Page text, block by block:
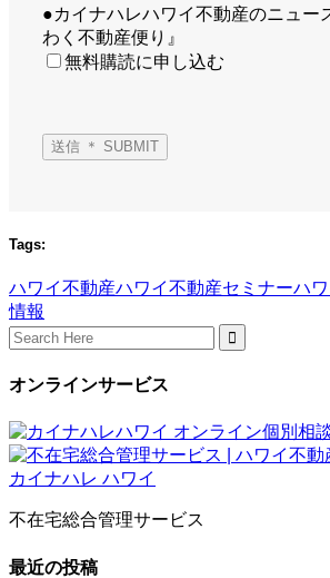
●カイナハレハワイ不動産のニュー
わく不動産便り』
無料購読に申し込む
Tags:
ハワイ不動産ハワイ不動産セミナーハ
情報
Search
for:
オンラインサービス
不在宅総合管理サービス
最近の投稿